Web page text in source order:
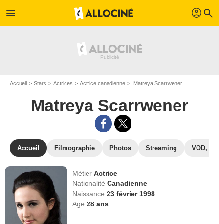
menu profil search
Accueil Stars Actrices Actrice canadienne Matreya Scarrwener
Matreya Scarrwener
Accueil Filmographie Photos Streaming VOD,
MétierActrice
NationalitéCanadienne
Naissance23 février 1998
Age28 ans